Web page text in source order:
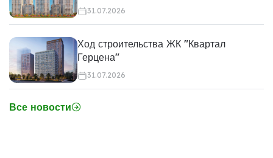
31.07.2026
Ход строительства ЖК "Квартал
Герцена"
31.07.2026
Все новости